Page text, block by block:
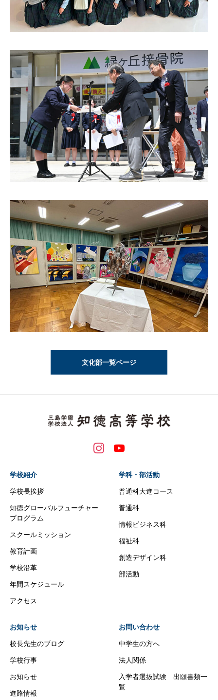
文化部一覧ページ
学校紹介
学校長挨拶
知徳グローバルフューチャー
プログラム
スクールミッション
教育計画
学校沿革
年間スケジュール
アクセス
学科・部活動
普通科大進コース
普通科
情報ビジネス科
福祉科
創造デザイン科
部活動
お知らせ
校長先生のブログ
学校行事
お知らせ
進路情報
お問い合わせ
中学生の方へ
法人関係
入学者選抜試験 出願書類一
覧